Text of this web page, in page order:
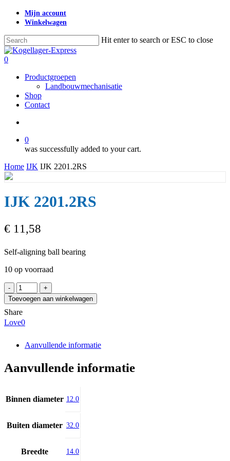
Skip
content
Mijn account
Winkelwagen
Hit enter to search or ESC to close
Close
Search
search
0
Productgroepen
Landbouwmechanisatie
Shop
Contact
0
was successfully added to your cart.
Home IJK IJK 2201.2RS
IJK 2201.2RS
€ 11,58
Self-aligning ball bearing
10 op voorraad
IJK
2201.2RS
aantal
Toevoegen aan winkelwagen
Share
Love0
Aanvullende informatie
Aanvullende informatie
Binnen diameter 12.0
Buiten diameter 32.0
Breedte 14.0